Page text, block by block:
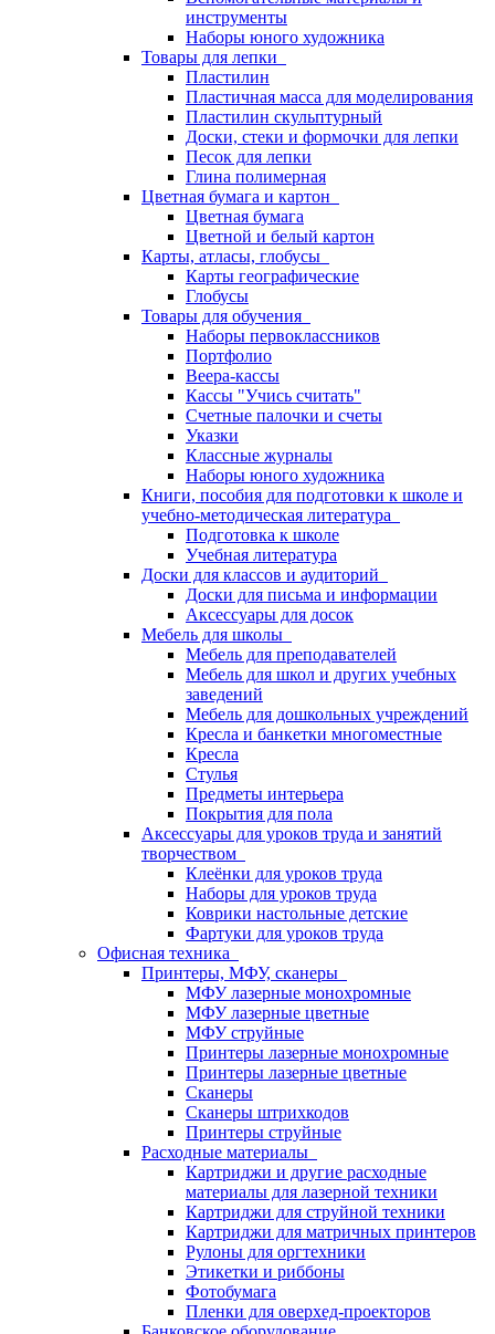
инструменты
Наборы юного художника
Товары для лепки
Пластилин
Пластичная масса для моделирования
Пластилин скульптурный
Доски, стеки и формочки для лепки
Песок для лепки
Глина полимерная
Цветная бумага и картон
Цветная бумага
Цветной и белый картон
Карты, атласы, глобусы
Карты географические
Глобусы
Товары для обучения
Наборы первоклассников
Портфолио
Веера-кассы
Кассы "Учись считать"
Счетные палочки и счеты
Указки
Классные журналы
Наборы юного художника
Книги, пособия для подготовки к школе и
учебно-методическая литература
Подготовка к школе
Учебная литература
Доски для классов и аудиторий
Доски для письма и информации
Аксессуары для досок
Мебель для школы
Мебель для преподавателей
Мебель для школ и других учебных
заведений
Мебель для дошкольных учреждений
Кресла и банкетки многоместные
Кресла
Стулья
Предметы интерьера
Покрытия для пола
Аксессуары для уроков труда и занятий
творчеством
Клеёнки для уроков труда
Наборы для уроков труда
Коврики настольные детские
Фартуки для уроков труда
Офисная техника
Принтеры, МФУ, сканеры
МФУ лазерные монохромные
МФУ лазерные цветные
МФУ струйные
Принтеры лазерные монохромные
Принтеры лазерные цветные
Сканеры
Сканеры штрихкодов
Принтеры струйные
Расходные материалы
Картриджи и другие расходные
материалы для лазерной техники
Картриджи для струйной техники
Картриджи для матричных принтеров
Рулоны для оргтехники
Этикетки и риббоны
Фотобумага
Пленки для оверхед-проекторов